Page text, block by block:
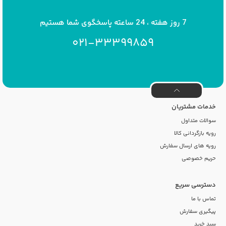
7 روز هفته ، 24 ساعته پاسخگوی شما هستیم
021-33399859
خدمات مشتریان
سوالات متداول
رویه بازگردانی کالا
رویه های ارسال سفارش
حریم خصوصی
دسترسی سریع
تماس با ما
پیگیری سفارش
سبد خرید